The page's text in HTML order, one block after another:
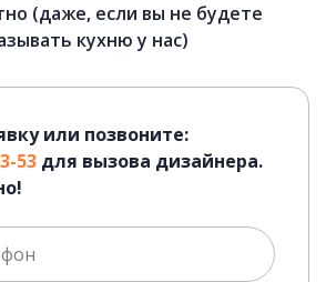
приборов
(даже, если вы не будете
кухню у нас)
или позвоните:
53 для вызова дизайнера.